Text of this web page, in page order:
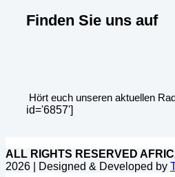
Finden Sie uns auf
Hört euch unseren aktuellen
id='6857']
ALL RIGHTS RESERVED
2026 | Designed & Developed by